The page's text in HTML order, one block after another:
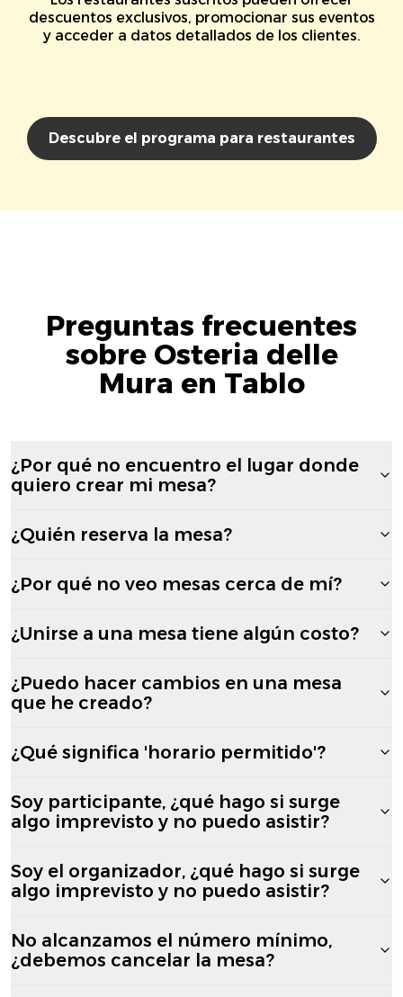
descuentos exclusivos, promocionar sus eventos
y acceder a datos detallados de los clientes.
Descubre el programa para restaurantes
Preguntas frecuentes
sobre Osteria delle
Mura en Tablo
¿Por qué no encuentro el lugar donde
quiero crear mi mesa?
¿Quién reserva la mesa?
¿Por qué no veo mesas cerca de mí?
¿Unirse a una mesa tiene algún costo?
¿Puedo hacer cambios en una mesa
que he creado?
¿Qué significa 'horario permitido'?
Soy participante, ¿qué hago si surge
algo imprevisto y no puedo asistir?
Soy el organizador, ¿qué hago si surge
algo imprevisto y no puedo asistir?
No alcanzamos el número mínimo,
¿debemos cancelar la mesa?